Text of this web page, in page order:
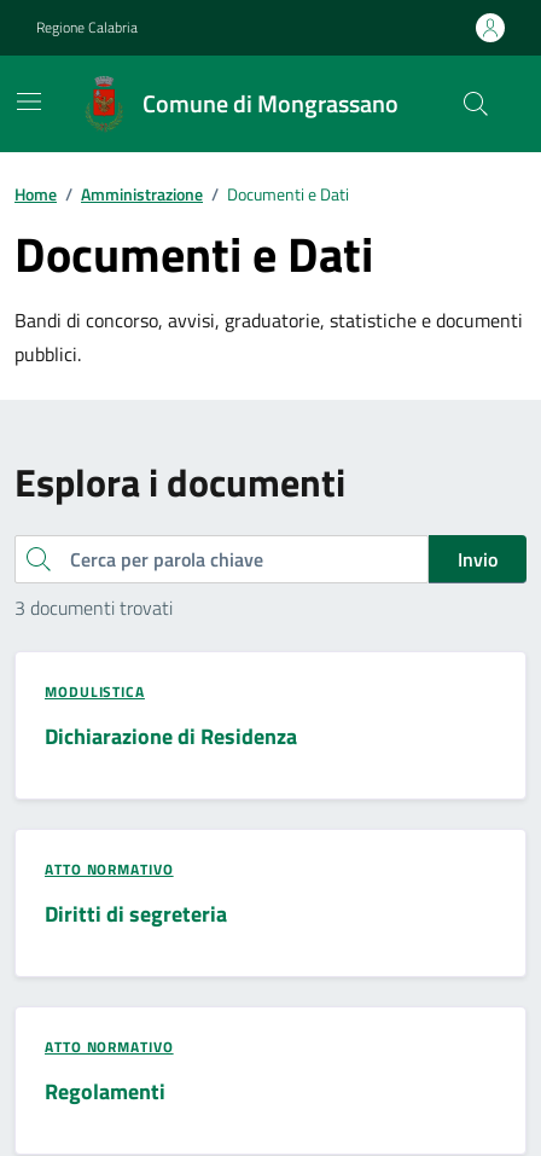
Regione Calabria
Comune di Mongrassano
Home / Amministrazione / Documenti e Dati
Documenti e Dati
Bandi di concorso, avvisi, graduatorie, statistiche e documenti
pubblici.
Esplora i documenti
Cerca
Invio
3 documenti trovati
MODULISTICA
Dichiarazione di Residenza
ATTO NORMATIVO
Diritti di segreteria
ATTO NORMATIVO
Regolamenti